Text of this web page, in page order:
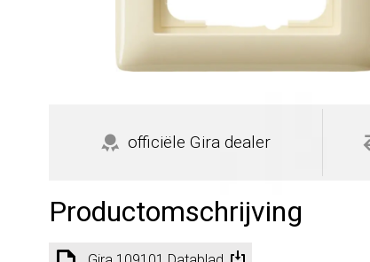
officiële Gira dealer
Productomschrijving